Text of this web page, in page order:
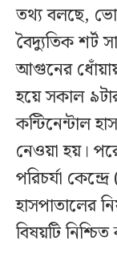
তথ্য বলছে,
বৈদ্যুতিক শর্ট
আগুনের ধোঁয়ায়
হয়ে সকাল
কন্টিনেন্টাল
নেওয়া হয়।
পরিচর্যা
হাসপাতালের
বিষয়টি